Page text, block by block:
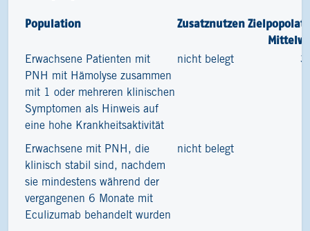
Population Zusatznutzen
Erwachsene Patienten mit
PNH mit Hämolyse zusammen
mit 1 oder mehreren klinischen
Symptomen als Hinweis auf
eine hohe Krankheitsaktivität
nicht belegt
Erwachsene mit PNH, die
klinisch stabil sind, nachdem
sie mindestens während der
vergangenen 6 Monate mit
Eculizumab behandelt wurden
nicht belegt